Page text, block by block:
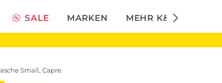
SALE MARKEN MEHR K&Ö
Small, Capre